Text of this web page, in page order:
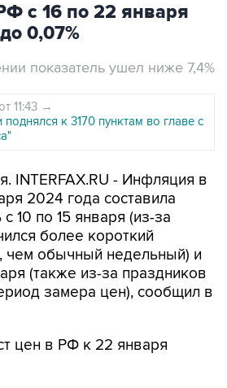
с 16 по 22 января
0,07%
показатель ушел ниже 7,4%
11:43 →
к 3170 пунктам во главе с
INTERFAX.RU - Инфляция в
2024 года составила
с 10 по 15 января (из-за
более короткий
чем обычный недельный) и
(также из-за праздников
замера цен), сообщил в
цен в РФ к 22 января